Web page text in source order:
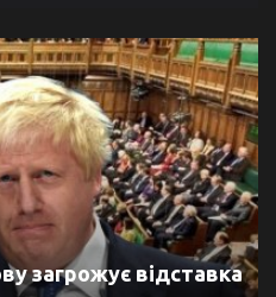
загрожує відставка